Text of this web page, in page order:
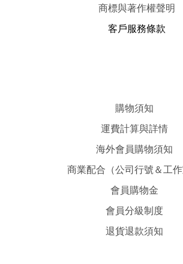
商標與著作權聲明
客戶服務條款
購物須知
運費計算與詳情
海外會員購物須知
商業配合（公司行號＆工作
會員購物金
會員分級制度
退貨退款須知